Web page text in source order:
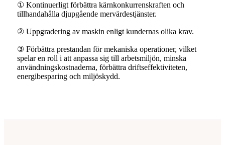
① Kontinuerligt förbättra kärnkonkurrenskraften och
tillhandahålla djupgående mervärdestjänster.
② Uppgradering av maskin enligt kundernas olika krav.
③ Förbättra prestandan för mekaniska operationer, vilket
spelar en roll i att anpassa sig till arbetsmiljön, minska
användningskostnaderna, förbättra driftseffektiviteten,
energibesparing och miljöskydd.